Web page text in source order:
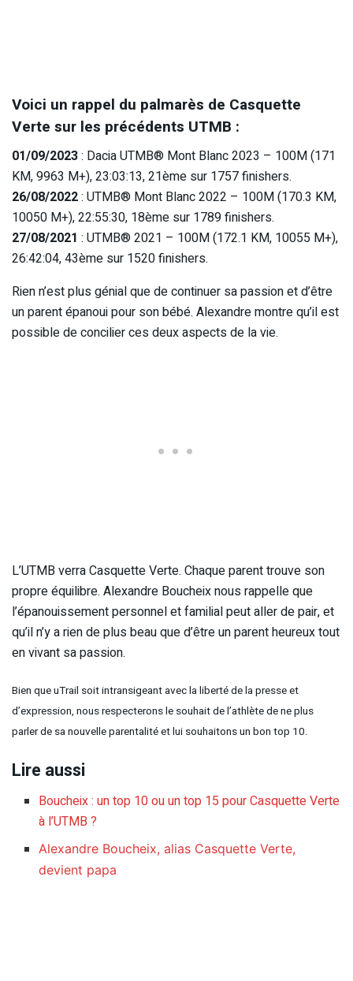
Voici un rappel du palmarès de Casquette
Verte sur les précédents UTMB :
01/09/2023: Dacia UTMB® Mont Blanc 2023 – 100M (171
KM, 9963 M+), 23:03:13, 21ème sur 1757 finishers.
26/08/2022: UTMB® Mont Blanc 2022 – 100M (170.3 KM,
10050 M+), 22:55:30, 18ème sur 1789 finishers.
27/08/2021 : UTMB® 2021 – 100M (172.1 KM, 10055 M+),
26:42:04, 43ème sur 1520 finishers.
Rien n’est plus génial que de continuer sa passion et d’être
un parent épanoui pour son bébé. Alexandre montre qu’il est
possible de concilier ces deux aspects de la vie.
L’UTMB verra Casquette Verte. Chaque parent trouve son
propre équilibre. Alexandre Boucheix nous rappelle que
l’épanouissement personnel et familial peut aller de pair, et
qu’il n’y a rien de plus beau que d’être un parent heureux tout
en vivant sa passion.
Bien que uTrail soit intransigeant avec la liberté de la presse et
d’expression, nous respecterons le souhait de l’athlète de ne plus
parler de sa nouvelle parentalité et lui souhaitons un bon top 10.
Lire aussi
Boucheix : un top 10 ou un top 15 pour Casquette Verte
à l’UTMB ?
Alexandre Boucheix, alias Casquette Verte,
devient papa